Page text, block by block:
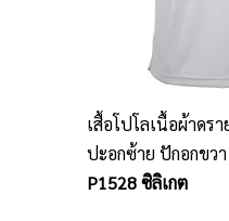
เสื้อโปโลเนื้อผ้าดร
ปะอกซ้าย ปักอกขวา
P1528 ซิลิเกต